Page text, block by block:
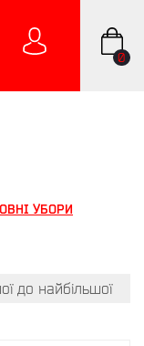
0
УБОРИ
до найбільшої